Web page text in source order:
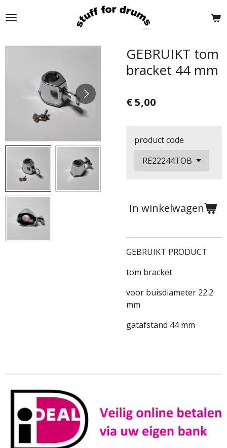
direct
de
GEBRUIKT tom
bracket 44 mm
€ 5,00
product code
In winkelwagen
GEBRUIKT PRODUCT
tom bracket
voor buisdiameter 22.2
mm
gatafstand 44 mm